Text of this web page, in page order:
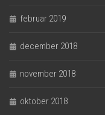
februar 2019
december 2018
november 2018
oktober 2018